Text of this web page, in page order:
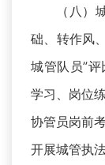
（八）
础、转作风
城管队员”
学习、岗位
协管员岗前
开展城管执